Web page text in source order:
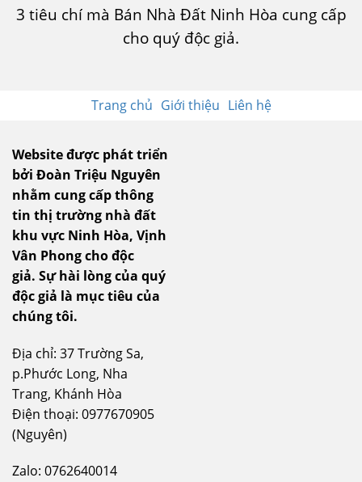
3 tiêu chí mà Bán Nhà Đất Ninh Hòa cung cấp
cho quý độc giả.
Trang chủ Giới thiệu Liên hệ
Website được phát triển
bởi Đoàn Triệu Nguyên
nhằm cung cấp thông
tin thị trường nhà đất
khu vực Ninh Hòa, Vịnh
Vân Phong cho độc
giả. Sự hài lòng của quý
độc giả là mục tiêu của
chúng tôi.
Địa chỉ: 37 Trường Sa,
p.Phước Long, Nha
Trang, Khánh Hòa
Điện thoại: 0977670905
(Nguyên)
Zalo: 0762640014